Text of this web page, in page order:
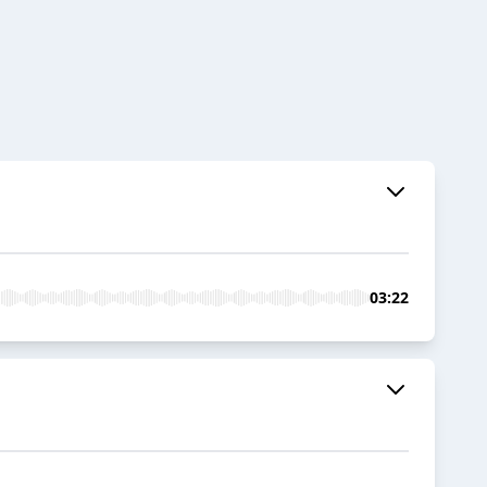
03:22